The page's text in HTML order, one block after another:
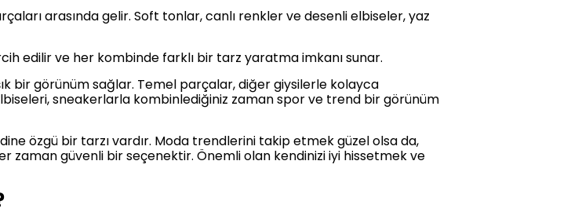
arasında gelir. Soft tonlar, canlı renkler ve desenli elbiseler, yaz
edilir ve her kombinde farklı bir tarz yaratma imkanı sunar.
bir görünüm sağlar. Temel parçalar, diğer giysilerle kolayca
sneakerlarla kombinlediğiniz zaman spor ve trend bir görünüm
özgü bir tarzı vardır. Moda trendlerini takip etmek güzel olsa da,
zaman güvenli bir seçenektir. Önemli olan kendinizi iyi hissetmek ve